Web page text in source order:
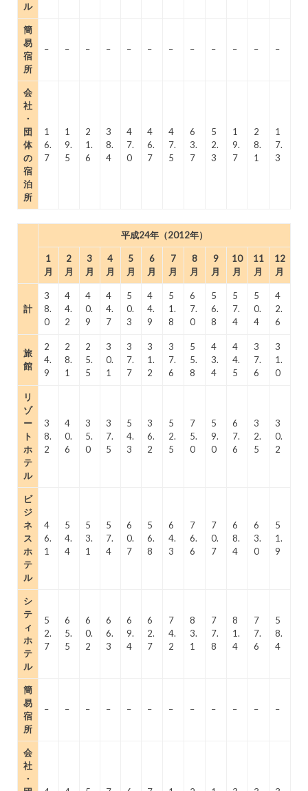
ル
簡
易
宿
所
– – – – – – – – – – – –
会
社
・
団
体
の
宿
泊
所
1
6.
7
1
9.
5
2
1.
6
3
8.
4
4
7.
0
4
6.
7
4
7.
5
6
3.
7
5
2.
3
1
9.
7
2
8.
1
1
7.
3
平成24年（2012年）
1
月
2
月
3
月
4
月
5
月
6
月
7
月
8
月
9
月
10
月
11
月
12
月
計
3
8.
0
4
4.
2
4
0.
9
4
4.
7
5
0.
3
4
4.
9
5
1.
8
6
7.
0
5
6.
8
5
7.
4
5
0.
4
4
2.
6
旅
館
2
4.
9
2
8.
1
2
5.
5
3
0.
1
3
7.
7
3
1.
2
3
7.
6
5
5.
8
4
3.
4
4
4.
5
3
7.
6
3
1.
0
リ
ゾ
ー
ト
ホ
テ
ル
3
8.
2
4
0.
6
3
5.
0
3
7.
5
5
4.
3
3
6.
2
5
2.
5
7
5.
0
5
9.
0
6
7.
6
3
2.
5
3
0.
2
ビ
ジ
ネ
ス
ホ
テ
ル
4
6.
1
5
4.
4
5
3.
1
5
7.
4
6
0.
7
5
6.
8
6
4.
3
7
6.
6
7
0.
7
6
8.
4
6
3.
0
5
1.
9
シ
テ
ィ
ホ
テ
ル
5
2.
7
6
5.
5
6
0.
2
6
6.
3
6
9.
4
6
2.
7
7
4.
2
8
3.
1
7
7.
8
8
1.
4
7
7.
6
5
8.
4
簡
易
宿
所
– – – – – – – – – – – –
会
社
・